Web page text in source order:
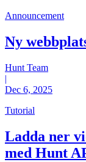
Announcement
Ny
Hunt Team
|
Dec 6, 2025
Tutorial
Ladda ner
med Hunt